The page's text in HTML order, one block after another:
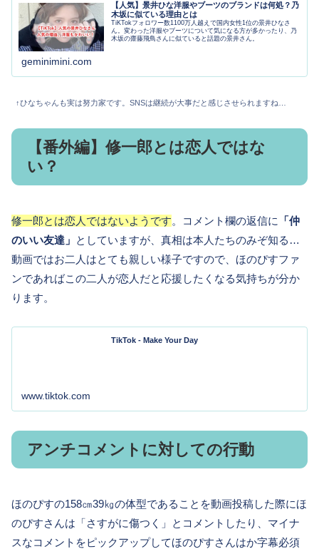
【人気】景井ひな洋服やブーツのブランドは何処？乃
木坂に似ている理由とは
TiKTokフォロワー数1100万人越えで国内女性1位の景井ひなさ
ん。変わった洋服やブーツについて気になる方が多かったり、乃
木坂の齋藤飛鳥さんに似ていると話題の景井さん。
geminimini.com
↑ひなちゃんも実は努力家です。SNSは継続が大事だと感じさせられますね…
【番外編】修一郎とは恋人ではな
い？
修一郎とは恋人ではないようです。コメント欄の返信に
「仲
のいい友達」 としていますが、真相は本人たちのみぞ知る…
動画ではお二人はとても親しい様子ですので、ほのぴすファ
ンであればこの二人が恋人だと応援したくなる気持ちが分か
ります。
TikTok - Make Your Day
www.tiktok.com
アンチコメントに対しての行動
ほのぴすの158㎝39㎏の体型であることを動画投稿した際にほ
のぴすさんは「さすがに傷つく」とコメントしたり、マイナ
スなコメントをピックアップしてほのぴすさんはか字幕必須